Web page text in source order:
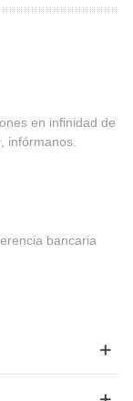
en infinidad de
infórmanos.
bancaria